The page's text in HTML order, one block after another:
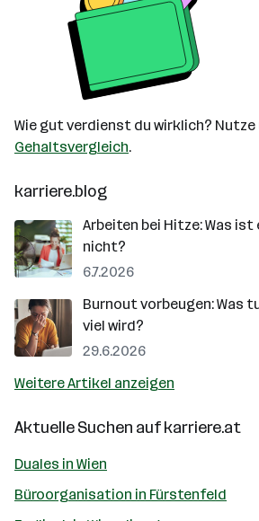
Wie gut verdienst du wirklich? Nutze
Gehaltsvergleich.
karriere.blog
Arbeiten bei Hitze: Was ist
nicht?
6.7.2026
Burnout vorbeugen: Was
viel wird?
29.6.2026
Weitere Artikel anzeigen
Aktuelle Suchen aufkarriere.at
Duales in Wien
Büroorganisation in Fürstenfeld